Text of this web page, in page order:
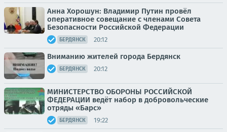
Анна Хорошун: Владимир Путин провёл
оперативное совещание с членами Совета
Безопасности Российской Федерации
БЕРДЯНСК 20:12
Вниманию жителей города Бердянск
БЕРДЯНСК 20:12
МИНИСТЕРСТВО ОБОРОНЫ РОССИЙСКОЙ
ФЕДЕРАЦИИ ведёт набор в добровольческие
отряды «Барс»
БЕРДЯНСК 19:22